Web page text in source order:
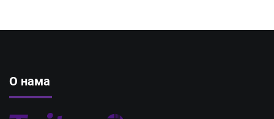
О нама